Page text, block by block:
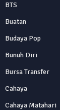
BTS
Buatan
Budaya Pop
Bunuh Diri
Bursa Transfer
Cahaya
Cahaya Matahari